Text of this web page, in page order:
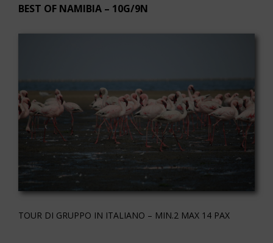
BEST OF NAMIBIA – 10G/9N
TOUR DI GRUPPO IN ITALIANO – MIN.2 MAX 14 PAX